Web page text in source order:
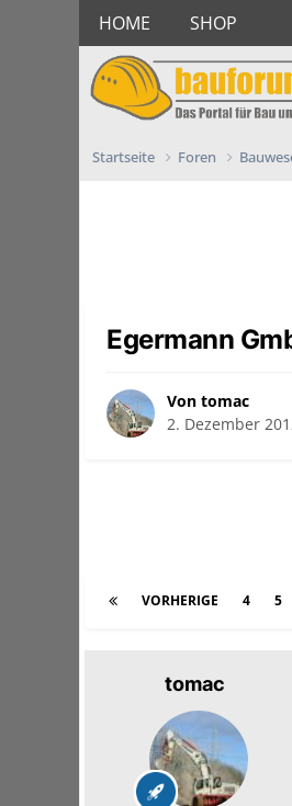
HOME SHOP
Startseite Foren
Egermann
Von tomac
2. Dezember
VORHERIGE 4 5
tomac